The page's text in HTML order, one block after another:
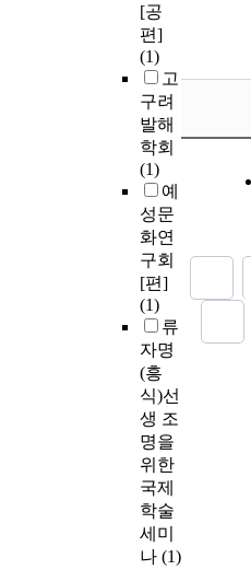
[공
편]
(1)
고
구려
발해
학회
(1)
예
성문
화연
구회
[편]
(1)
류
자명
(흥
식)선
생 조
명을
위한
국제
학술
세미
나 (1)